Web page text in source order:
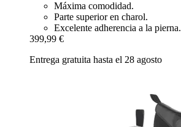
Máxima comodidad.
Parte superior en charol.
Excelente adherencia a la pierna.
399,99 €
Entrega gratuita hasta el 28 agosto